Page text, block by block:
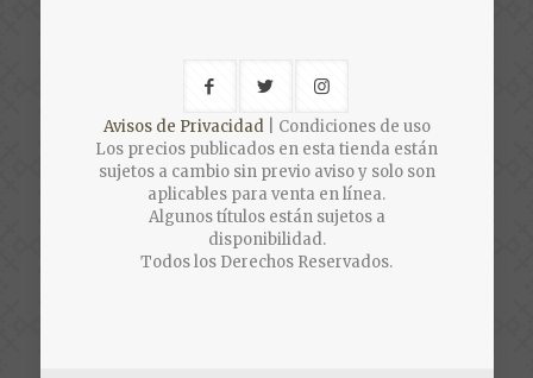
Avisos de Privacidad| Condiciones de uso
Los precios publicados en esta tienda están
sujetos a cambio sin previo aviso y solo son
aplicables para venta en línea.
Algunos títulos están sujetos a
disponibilidad.
Todos los Derechos Reservados.